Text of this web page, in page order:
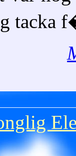
tacka